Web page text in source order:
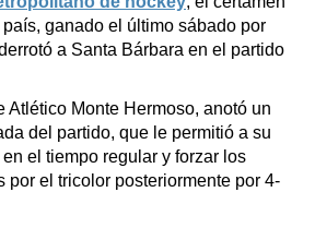
Transportes
Loterías
Fúnebres
Edictos
Teléfonos de urgencia
ganado el último sábado por
a Santa Bárbara en el partido
Atlético Monte Hermoso, anotó un
del partido, que le permitió a su
el tiempo regular y forzar los
por el tricolor posteriormente por 4-